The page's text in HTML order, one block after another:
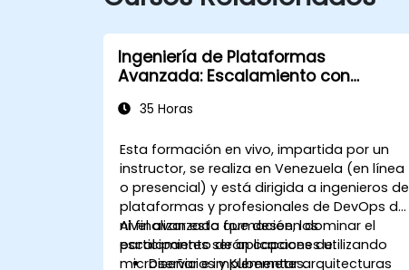
Ingeniería de Plataformas
Avanzada: Escalamiento con
35 Horas
Esta formación en vivo, impartida por un
instructor, se realiza en Venezuela (en línea
o presencial) y está dirigida a ingenieros de
plataformas y profesionales de DevOps de
nivel avanzado que deseen dominar el
escalamiento de aplicaciones utilizando
microservicios y Kubernetes.
Al finalizar esta formación, los
participantes serán capaces de:
Diseñar e implementar arquitecturas